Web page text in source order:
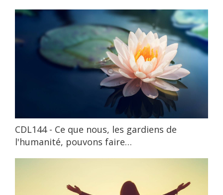
CDL144 - Ce que nous, les gardiens de
l'humanité, pouvons faire…